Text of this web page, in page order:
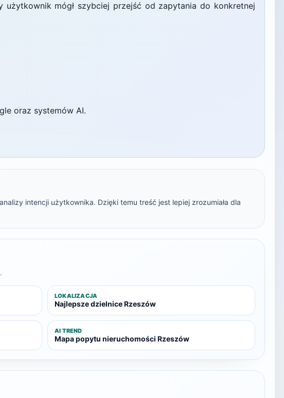
użytkownik mógł szybciej przejść od zapytania do konkretnej
oraz systemów AI.
intencji użytkownika. Dzięki temu treść jest lepiej zrozumiała dla
LOKALIZACJA
Najlepsze dzielnice Rzeszów
AI TREND
Mapa popytu nieruchomości Rzeszów